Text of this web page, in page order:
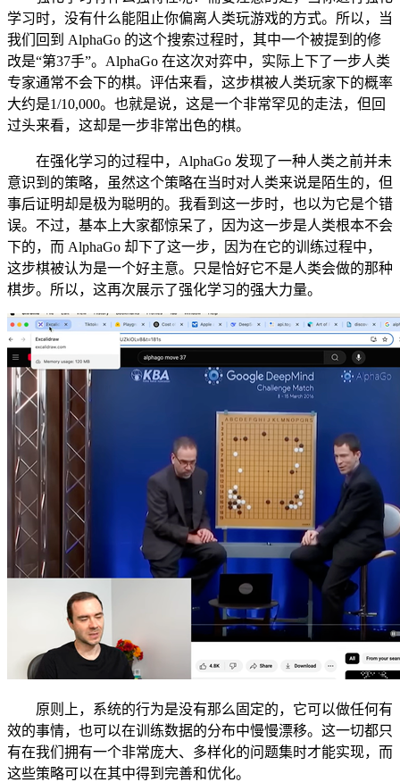
学习时，没有什么能阻止你偏离人类玩游戏的方式。所以，当
我们回到 AlphaGo 的这个搜索过程时，其中一个被提到的修
改是“第37手”。AlphaGo 在这次对弈中，实际上下了一步人类
专家通常不会下的棋。评估来看，这步棋被人类玩家下的概率
大约是1/10,000。也就是说，这是一个非常罕见的走法，但回
过头来看，这却是一步非常出色的棋。
在强化学习的过程中，AlphaGo 发现了一种人类之前并未
意识到的策略，虽然这个策略在当时对人类来说是陌生的，但
事后证明却是极为聪明的。我看到这一步时，也以为它是个错
误。不过，基本上大家都惊呆了，因为这一步是人类根本不会
下的，而 AlphaGo 却下了这一步，因为在它的训练过程中，
这步棋被认为是一个好主意。只是恰好它不是人类会做的那种
棋步。所以，这再次展示了强化学习的强大力量。
原则上，系统的行为是没有那么固定的，它可以做任何有
效的事情，也可以在训练数据的分布中慢慢漂移。这一切都只
有在我们拥有一个非常庞大、多样化的问题集时才能实现，而
这些策略可以在其中得到完善和优化。